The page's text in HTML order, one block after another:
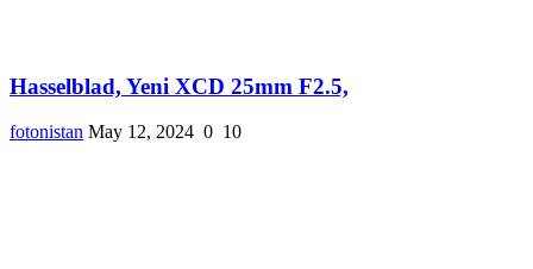
Hasselblad, Yeni XCD 25mm F2.5,
fotonistan May 12, 2024 0 10